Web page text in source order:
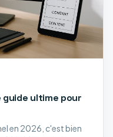
ultime pour
en 2026, c'est bien